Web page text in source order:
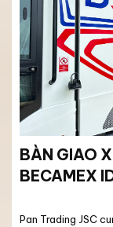
BÀN GIAO
BECAMEX
Pan Trading JSC